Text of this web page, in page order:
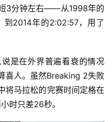
3分钟左右——从1998年的
2014年的2:02:57，用了
是在外界普遍看衰的情况
喜人。虽然Breaking 2失败
将马拉松的完赛时间定格在
时只差26秒。